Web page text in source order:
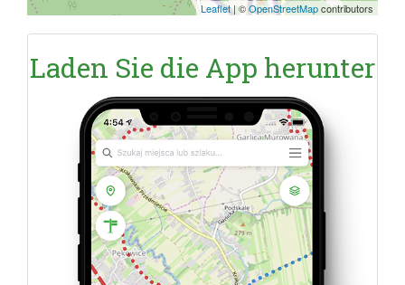
Leaflet| ©OpenStreetMapcontributors
Laden Sie die App herunter